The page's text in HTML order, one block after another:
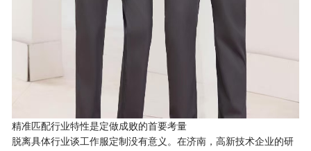
精准匹配行业特性是定做成败的首要考量
脱离具体行业谈工作服定制没有意义。在济南，高新技术企业的研